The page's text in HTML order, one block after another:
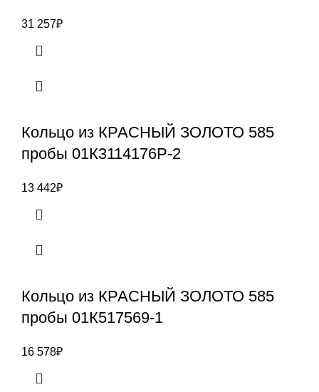
31 257₽
Кольцо из КРАСНЫЙ ЗОЛОТО 585
пробы 01К3114176Р-2
13 442₽
Кольцо из КРАСНЫЙ ЗОЛОТО 585
пробы 01К517569-1
16 578₽